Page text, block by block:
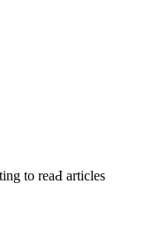
to reaԀ articles